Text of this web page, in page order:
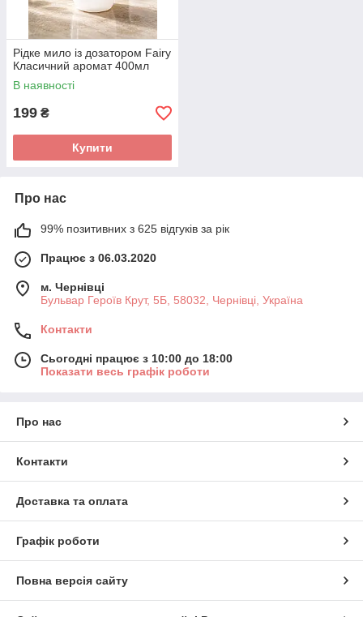
Рідке мило із дозатором Fairy
Класичний аромат 400мл
В наявності
199 ₴
Купити
Про нас
99% позитивних з 625 відгуків за рік
Працює з 06.03.2020
м. Чернівці
Бульвар Героїв Крут, 5Б, 58032, Чернівці, Україна
Контакти
Сьогодні працює з 10:00 до 18:00
Показати весь графік роботи
Про нас
Контакти
Доставка та оплата
Графік роботи
Повна версія сайту